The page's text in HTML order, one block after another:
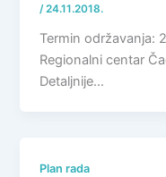
/24.11.2018.
Termin održavanja:
Regionalni centar
Detaljnije…
Plan rada